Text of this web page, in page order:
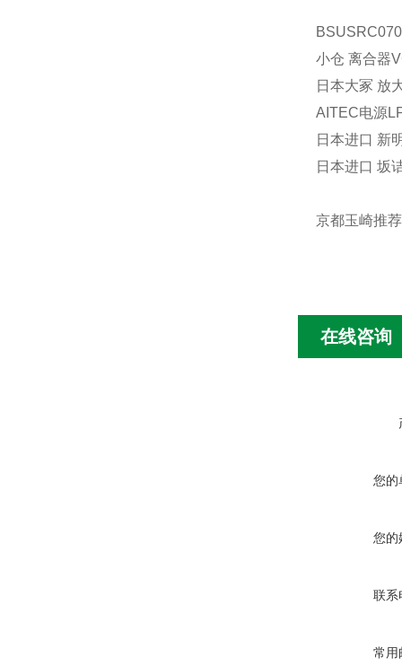
小仓 离合器
日本大冢 放
AITEC电源
日本进口 新
日本进口 坂
京都玉崎推
在线咨询
您的
您的
联系
常用